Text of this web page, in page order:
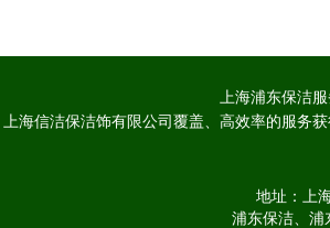
上海浦东保洁
上海信洁保洁饰有限公司覆盖、高效率的服务
地址：上
浦东保洁、浦